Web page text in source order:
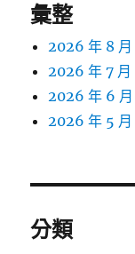
彙整
2026 年 8 月
2026 年 7 月
2026 年 6 月
2026 年 5 月
分類